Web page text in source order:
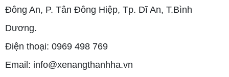
Đông An, P. Tân Đông Hiệp, Tp. Dĩ An, T.Bình
Dương.
Điện thoại: 0969 498 769
Email: info@xenangthanhha.vn